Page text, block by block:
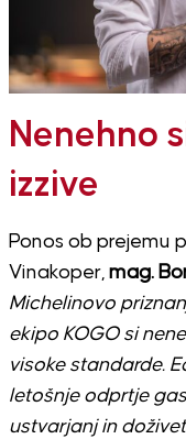
Nenehno
izzive
Ponos ob prejemu
Vinakoper, mag.
Michelinovo
ekipo KOGO si
visoke standarde.
letošnje odprtje
ustvarjanj in